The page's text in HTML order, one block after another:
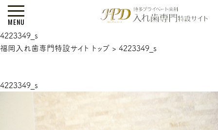
MENU
4223349_s
福岡入れ歯専門特設サイト トップ > 4223349_s
4223349_s